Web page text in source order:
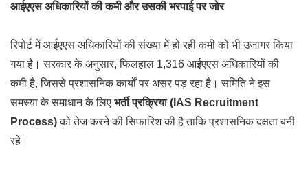
आईएएस अधिकारियों की कमी और उसकी भरपाई पर जोर
रिपोर्ट में आईएएस अधिकारियों की संख्या में हो रही कमी को भी उजागर किया
गया है। सरकार के अनुसार, फिलहाल 1,316 आईएएस अधिकारियों की
कमी है, जिससे प्रशासनिक कार्यों पर असर पड़ रहा है। समिति ने इस
समस्या के समाधान के लिए भर्ती प्रक्रिया (IAS Recruitment
Process)को तेज करने की सिफारिश की है ताकि प्रशासनिक दक्षता बनी
रहे।